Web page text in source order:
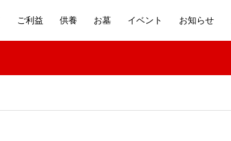
ご利益 供養 お墓 イベント お知らせ